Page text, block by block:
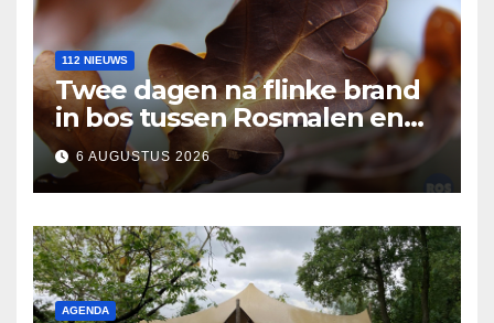
112 NIEUWS
Twee dagen na flinke brand
in bos tussen Rosmalen en
Nuland
6 AUGUSTUS 2026
AGENDA